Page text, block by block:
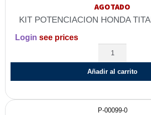
AGOTADO
KIT POTENCIACION HONDA
Login see prices
Añadir al carrito
P-00099-0